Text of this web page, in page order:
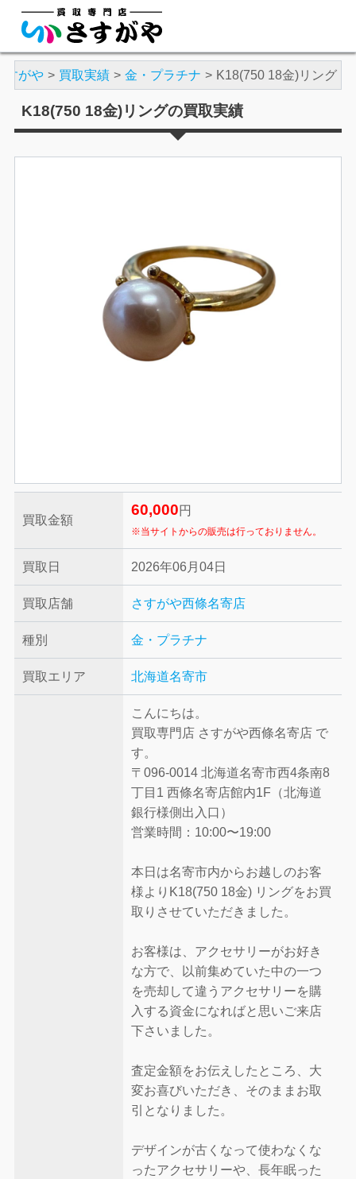
すがや 買取実績 金・プラチナ K18(750 18金)リング
K18(750 18金)リングの買取実績
買取金額
60,000 円
※当サイトからの販売は行っておりません。
買取日 2026年06月04日
買取店舗 さすがや西條名寄店
種別 金・プラチナ
買取エリア 北海道名寄市
こんにちは。
買取専門店 さすがや西條名寄店 で
す。
〒096-0014 北海道名寄市西4条南8
丁目1 西條名寄店館内1F（北海道
銀行様側出入口）
営業時間：10:00〜19:00
本日は名寄市内からお越しのお客
様よりK18(750 18金) リングをお買
取りさせていただきました。
お客様は、アクセサリーがお好き
な方で、以前集めていた中の一つ
を売却して違うアクセサリーを購
入する資金になればと思いご来店
下さいました。
査定金額をお伝えしたところ、大
変お喜びいただき、そのままお取
引となりました。
デザインが古くなって使わなくな
ったアクセサリーや、長年眠った